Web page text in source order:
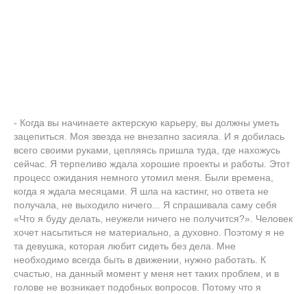
- Когда вы начинаете актерскую карьеру, вы должны уметь
зацепиться. Моя звезда не внезапно засияла. И я добилась
всего своими руками, цепляясь пришла туда, где нахожусь
сейчас. Я терпеливо ждала хорошие проекты и работы. Этот
процесс ожидания немного утомил меня. Были времена,
когда я ждала месяцами. Я шла на кастинг, но ответа не
получала, не выходило ничего... Я спрашивала саму себя
«Что я буду делать, неужели ничего не получится?». Человек
хочет насытиться не материально, а духовно. Поэтому я не
та девушка, которая любит сидеть без дела. Мне
необходимо всегда быть в движении, нужно работать. К
счастью, на данный момент у меня нет таких проблем, и в
голове не возникает подобных вопросов. Потому что я